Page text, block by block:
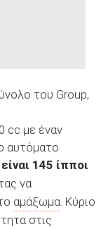
του Group,
cc με έναν
αυτόματο
145 ίπποι
να
αμάξωμα . Κύριο
στις